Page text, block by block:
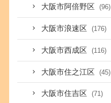
大阪市阿倍野区 (96)
大阪市浪速区 (176)
大阪市西成区 (116)
大阪市住之江区 (45)
大阪市住吉区 (71)